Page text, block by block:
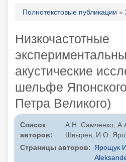
Breadcrumb
Полнотекстовые публикации
Низкочастотные
акустические
шельфе
Петра Великого)
Список
авторов
А.Н. Самченко,
Швырев, И.О.
Страницы авторов
Ярощук